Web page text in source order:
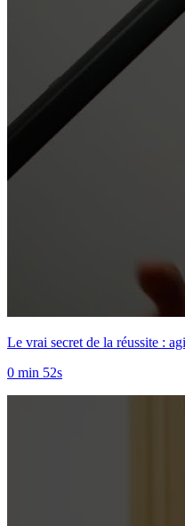
Le vrai secret de la réussite :
0 min 52s